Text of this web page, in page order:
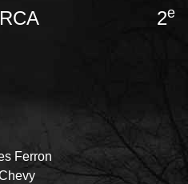
2e
Ferron